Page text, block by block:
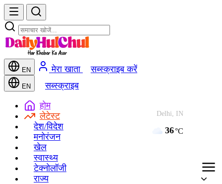
EN मेरा खाता सब्स्क्राइब करें
EN सब्स्क्राइब
Delhi, IN
36°C
होम
लेटेस्ट
देश/विदेश
मनोरंजन
खेल
स्वास्थ्य
टेक्नोलॉजी
राज्य